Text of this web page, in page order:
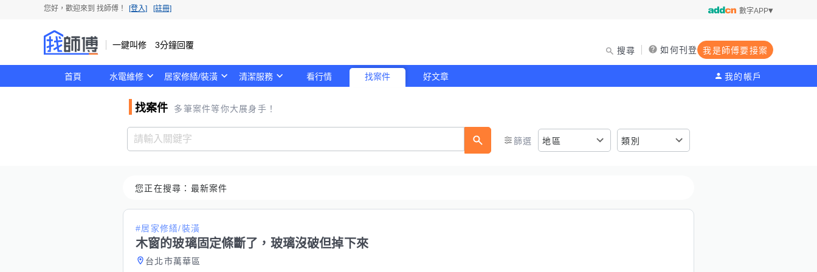
您好，歡迎來到 找師傅 ！ [登入] [註冊] 數字APP
一鍵叫修 3分鐘回覆
搜尋 如何刊登 我是師傅要接案
首頁 水電維修 居家修繕/裝潢 清潔服務 看行情 找案件 好文章 我的帳戶
找案件 多筆案件等你大展身手！
篩選 地區 類別
您正在搜尋： 最新案件
#居家修繕/裝潢
木窗的玻璃固定條斷了，玻璃沒破但掉下來
台北市萬華區